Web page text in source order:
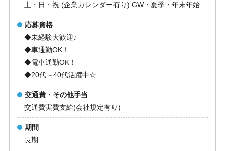
土・日・祝 (企業カレンダー有り) GW・夏季・年末年始
応募資格
◆未経験大歓迎♪
◆車通勤OK！
◆電車通勤OK！
◆20代～40代活躍中☆
交通費・その他手当
交通費実費支給(会社規定有り)
期間
長期